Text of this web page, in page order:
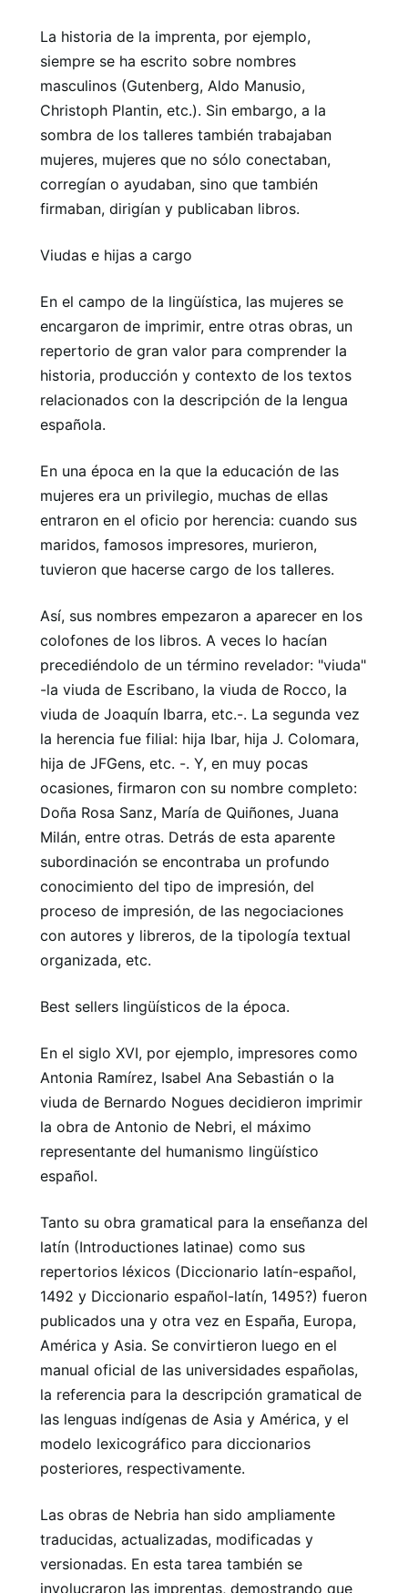
La historia de la imprenta, por ejemplo,
siempre se ha escrito sobre nombres
masculinos (Gutenberg, Aldo Manusio,
Christoph Plantin, etc.). Sin embargo, a la
sombra de los talleres también trabajaban
mujeres, mujeres que no sólo conectaban,
corregían o ayudaban, sino que también
firmaban, dirigían y publicaban libros.
Viudas e hijas a cargo
En el campo de la lingüística, las mujeres se
encargaron de imprimir, entre otras obras, un
repertorio de gran valor para comprender la
historia, producción y contexto de los textos
relacionados con la descripción de la lengua
española.
En una época en la que la educación de las
mujeres era un privilegio, muchas de ellas
entraron en el oficio por herencia: cuando sus
maridos, famosos impresores, murieron,
tuvieron que hacerse cargo de los talleres.
Así, sus nombres empezaron a aparecer en los
colofones de los libros. A veces lo hacían
precediéndolo de un término revelador: "viuda"
-la viuda de Escribano, la viuda de Rocco, la
viuda de Joaquín Ibarra, etc.-. La segunda vez
la herencia fue filial: hija Ibar, hija J. Colomara,
hija de JFGens, etc. -. Y, en muy pocas
ocasiones, firmaron con su nombre completo:
Doña Rosa Sanz, María de Quiñones, Juana
Milán, entre otras. Detrás de esta aparente
subordinación se encontraba un profundo
conocimiento del tipo de impresión, del
proceso de impresión, de las negociaciones
con autores y libreros, de la tipología textual
organizada, etc.
Best sellers lingüísticos de la época.
En el siglo XVI, por ejemplo, impresores como
Antonia Ramírez, Isabel Ana Sebastián o la
viuda de Bernardo Nogues decidieron imprimir
la obra de Antonio de Nebri, el máximo
representante del humanismo lingüístico
español.
Tanto su obra gramatical para la enseñanza del
latín (Introductiones latinae) como sus
repertorios léxicos (Diccionario latín-español,
1492 y Diccionario español-latín, 1495?) fueron
publicados una y otra vez en España, Europa,
América y Asia. Se convirtieron luego en el
manual oficial de las universidades españolas,
la referencia para la descripción gramatical de
las lenguas indígenas de Asia y América, y el
modelo lexicográfico para diccionarios
posteriores, respectivamente.
Las obras de Nebria han sido ampliamente
traducidas, actualizadas, modificadas y
versionadas. En esta tarea también se
involucraron las imprentas, demostrando que